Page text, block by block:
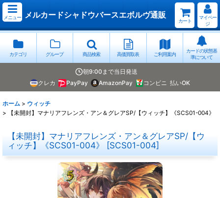
メニュー メルカードシャドウバースエボルヴ通販
カート
マイペー
ジ
カテゴリ グループ 商品検索 高価買取表 ご利用案内
カードの状態基
準について
朝9:00まで当日発送
クレカ
PayPay AmazonPay コンビニ 払いOK
ホーム > ウィッチ
>
【未開封】マナリアフレンズ・アン＆グレアSP/【ウィッチ】《SCS01-004》
【未開封】マナリアフレンズ・アン＆グレアSP/【ウ
ィッチ】《SCS01-004》
[SCS01-004]